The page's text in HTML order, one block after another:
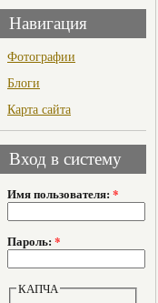
Навигация
Фотографии
Блоги
Карта сайта
Вход в систему
Имя пользователя: *
Пароль: *
КАПЧА